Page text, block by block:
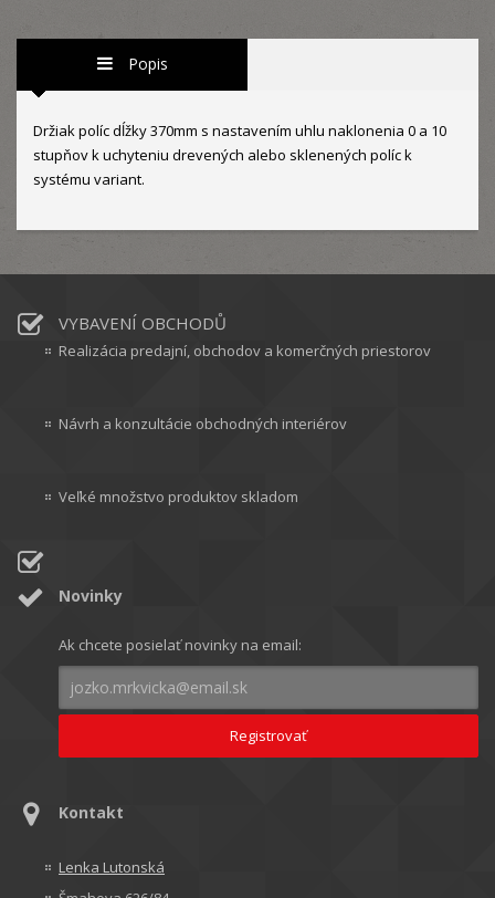
Popis
Držiak políc dĺžky 370mm s nastavením uhlu naklonenia 0 a 10
stupňov k uchyteniu drevených alebo sklenených políc k
systému variant.
VYBAVENÍ OBCHODŮ
Realizácia predajní, obchodov a komerčných priestorov
Návrh a konzultácie obchodných interiérov
Veľké množstvo produktov skladom
Novinky
Ak chcete posielať novinky na email:
Kontakt
Lenka Lutonská